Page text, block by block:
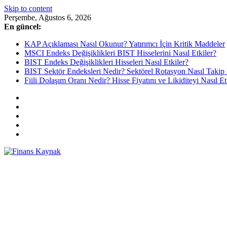
Skip to content
Perşembe, Ağustos 6, 2026
En güncel:
KAP Açıklaması Nasıl Okunur? Yatırımcı İçin Kritik Maddeler
MSCI Endeks Değişiklikleri BIST Hisselerini Nasıl Etkiler?
BIST Endeks Değişiklikleri Hisseleri Nasıl Etkiler?
BIST Sektör Endeksleri Nedir? Sektörel Rotasyon Nasıl
Fiili Dolaşım Oranı Nedir? Hisse Fiyatını ve Likiditeyi Nasıl